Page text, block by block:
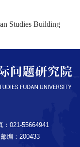
Studies Building
：021-55664941
邮编：200433